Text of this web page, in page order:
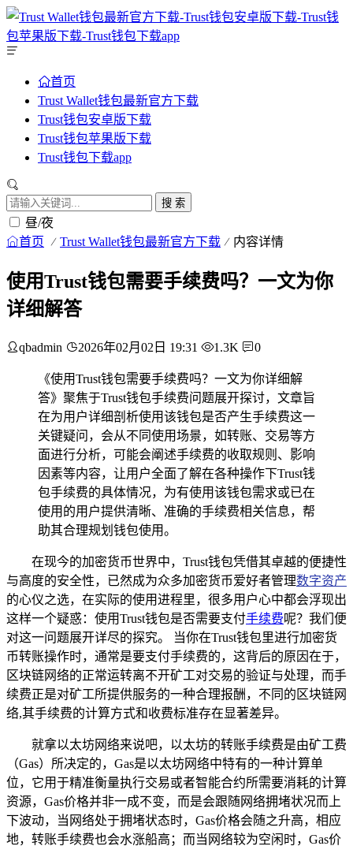
首页
Trust Wallet钱包最新官方下载
Trust钱包安卓版下载
Trust钱包苹果版下载
Trust钱包下载app
搜 索
昼/夜
首页 Trust Wallet钱包最新官方下载 内容详情
使用Trust钱包需要手续费吗？一文为你
详细解答
qbadmin 2026年02月02日 19:31 1.3K 0
《使用Trust钱包需要手续费吗？一文为你详细解
答》聚焦于Trust钱包手续费问题展开探讨，文章旨
在为用户详细剖析使用该钱包是否产生手续费这一
关键疑问，会从不同使用场景，如转账、交易等方
面进行分析，可能会阐述手续费的收取规则、影响
因素等内容，让用户全面了解在各种操作下Trust钱
包手续费的具体情况，为有使用该钱包需求或已在
使用的用户提供清晰、准确的手续费相关信息，帮
助其合理规划钱包使用。
在现今的加密货币世界中，Trust钱包凭借其卓越的便捷性
与高度的安全性，已然成为众多加密货币爱好者管理数字资产
的心仪之选，在实际的使用进程里，很多用户心中都会浮现出
这样一个疑惑：使用Trust钱包是否需要支付手续费呢？我们便
对这一问题展开详尽的探究。 当你在Trust钱包里进行加密货
币转账操作时，通常是要支付手续费的，这背后的原因在于，
区块链网络的正常运转离不开矿工对交易的验证与处理，而手
续费正是对矿工所提供服务的一种合理报酬，不同的区块链网
络,其手续费的计算方式和收费标准存在显著差异。
就拿以太坊网络来说吧，以太坊的转账手续费是由矿工费
（Gas）所决定的，Gas是以太坊网络中特有的一种计算单
位，它用于精准衡量执行交易或者智能合约所需要消耗的计算
资源，Gas价格并非一成不变，而是会跟随网络拥堵状况而上
下波动，当网络处于拥堵状态时，Gas价格会随之升高，相应
地，转账手续费也会水涨船高；而当网络较为空闲时，Gas价